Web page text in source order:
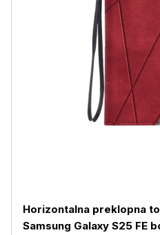
Horizontalna preklopna
Samsung Galaxy S25 FE